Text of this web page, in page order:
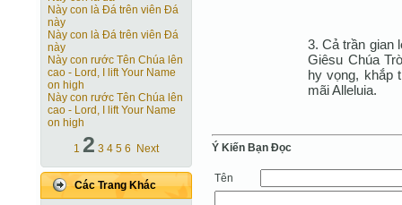
Này con là Ðá trên viên Ðá
này
Này con là Ðá trên viên Ðá
này
Này con rước Tên Chúa lên
cao - Lord, I lift Your Name
on high
Này con rước Tên Chúa lên
cao - Lord, I lift Your Name
on high
1 2 3 4 5 6 Next
Các Trang Khác
3. Cả trần gian
Giêsu Chúa
hy vọng, khắp
mãi Alleluia.
Ý Kiến Bạn Ðọc
Tên